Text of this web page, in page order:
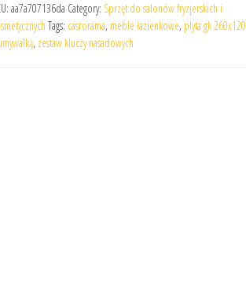
aa7a707136da Category: Sprzęt do salonów fryzjerskich i
Tags: casrorama, meble łazienkowe, plyta gk 260x120
, zestaw kluczy nasadowych